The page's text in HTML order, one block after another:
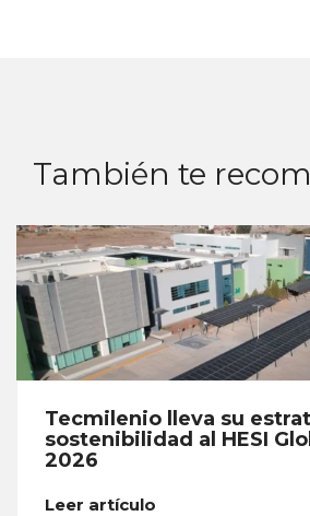
También te
Tecmilenio lleva su
sostenibilidad al HESI
2026
Leer artículo